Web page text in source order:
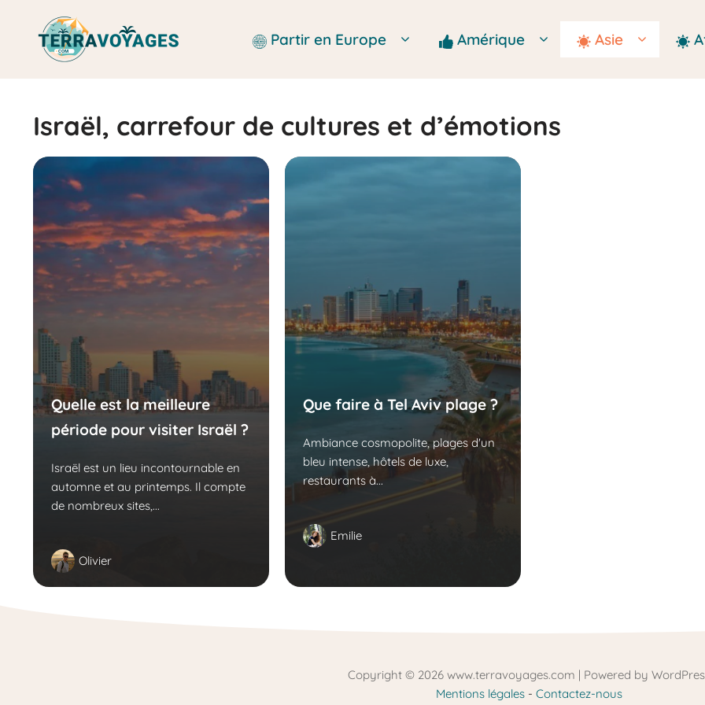
contenu
Partir en Europe Amérique Asie
Israël, carrefour de cultures et d’émotions
Quelle est la meilleure
période pour visiter Israël ?
Israël est un lieu incontournable en
automne et au printemps. Il compte
de nombreux sites,...
Olivier
Que faire à Tel Aviv plage ?
Ambiance cosmopolite, plages d'un
bleu intense, hôtels de luxe,
restaurants à...
Emilie
Copyright © 2026 www.terravoyages.com | Powered by
Mentions légales- Contactez-nous